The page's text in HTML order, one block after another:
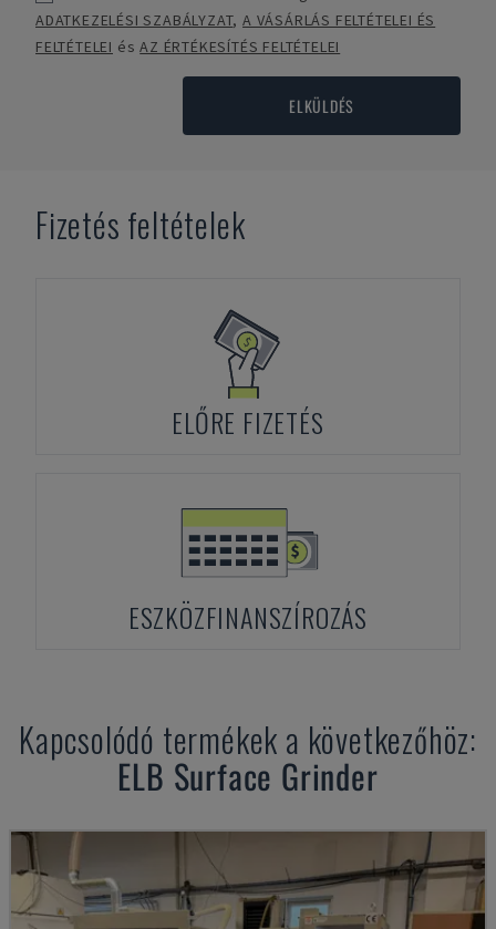
ADATKEZELÉSI SZABÁLYZAT,A VÁSÁRLÁS FELTÉTELEI ÉS
FELTÉTELEI ésAZ ÉRTÉKESÍTÉS FELTÉTELEI
ELKÜLDÉS
Fizetés feltételek
ELŐRE FIZETÉS
ESZKÖZFINANSZÍROZÁS
Kapcsolódó termékek a következőhöz:
ELB Surface Grinder